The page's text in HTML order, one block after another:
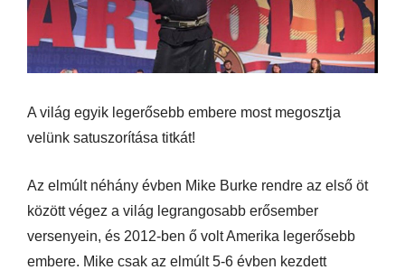
A világ egyik legerősebb embere most megosztja
velünk satuszorítása titkát!
Az elmúlt néhány évben Mike Burke rendre az első öt
között végez a világ legrangosabb erősember
versenyein, és 2012-ben ő volt Amerika legerősebb
embere. Mike csak az elmúlt 5-6 évben kezdett